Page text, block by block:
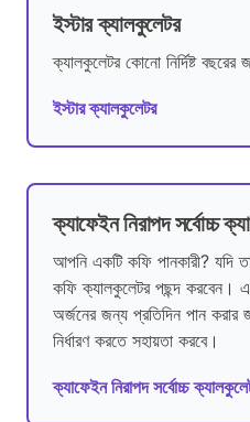
ইস্টার ক্যালকুলেটর
ক্যালকুলেটর কোনো নির্দিষ্ট বছরের
ইস্টার ক্যালকুলেটর
ক্যাফেইন নিরাপদ সর্বোচ্চ
আপনি একটি কফি পানকারী? যদি
কফি ক্যালকুলেটর পছন্দ করবেন।
অর্জনের জন্য প্রতিদিন পান করার
নির্ধারণ করতে সহায়তা করবে।
ক্যাফেইন নিরাপদ সর্বোচ্চ